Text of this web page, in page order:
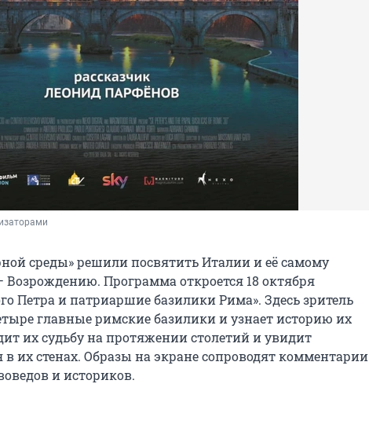
среды» решили посвятить Италии и её самому
Программа откроется 18 октября
Петра и патриаршие базилики Рима». Здесь зритель
главные римские базилики и узнает историю их
их судьбу на протяжении столетий и увидит
их стенах. Образы на экране сопроводят комментарии
и историков.